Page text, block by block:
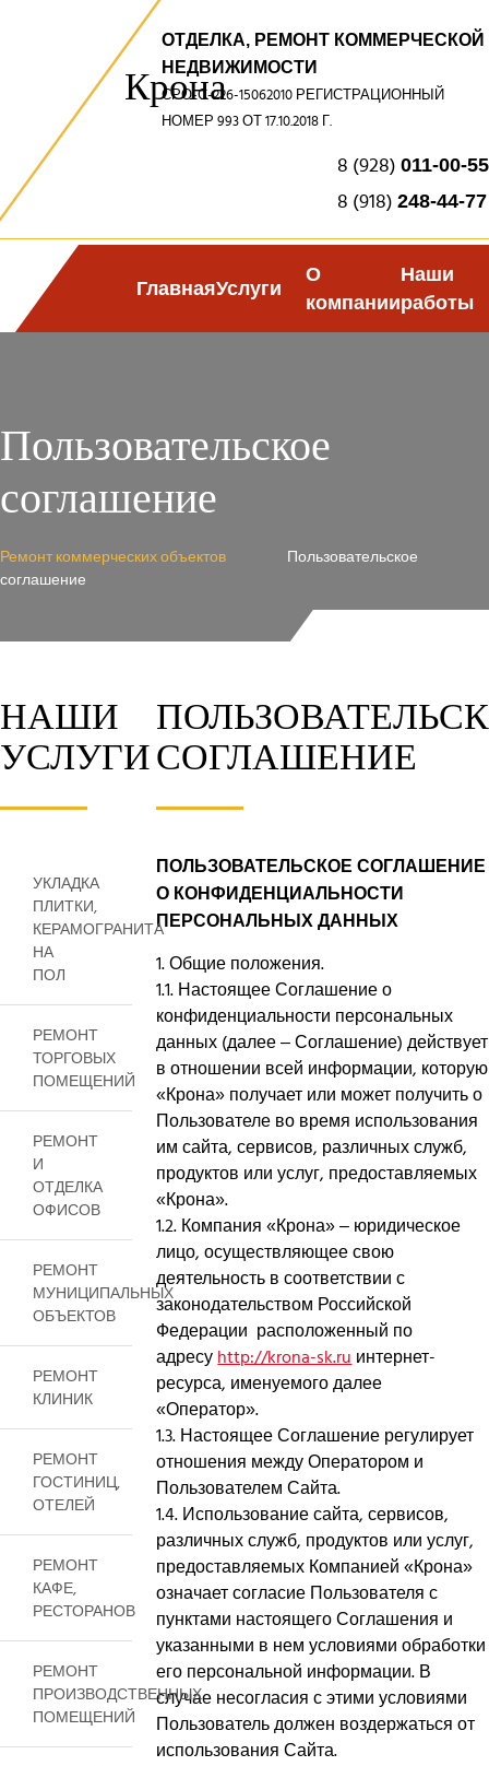
Крона
ОТДЕЛКА, РЕМОНТ КОММЕРЧЕСКОЙ
НЕДВИЖИМОСТИ
СРО-С-226-15062010 РЕГИСТРАЦИОННЫЙ
НОМЕР 993 ОТ 17.10.2018 Г.
8 (928) 011-00-55
8 (918) 248-44-77
ГлавнаяУслуги
О
компании
Наши
работы
Пользовательское
соглашение
Ремонт коммерческих объектов
Пользовательское
соглашение
СОГЛАШЕНИЕ
ПОЛЬЗОВАТЕЛЬСКОЕ СОГЛАШЕНИЕ
О КОНФИДЕНЦИАЛЬНОСТИ
ПЕРСОНАЛЬНЫХ ДАННЫХ
1. Общие положения.
1.1. Настоящее Соглашение о
конфиденциальности персональных
данных (далее – Соглашение) действует
в отношении всей информации, которую
«Крона» получает или может получить о
Пользователе во время использования
им сайта, сервисов, различных служб,
продуктов или услуг, предоставляемых
«Крона».
1.2. Компания «Крона» – юридическое
лицо, осуществляющее свою
деятельность в соответствии с
законодательством Российской
Федерации расположенный по
адресуhttp://krona-sk.ruинтернет-
ресурса, именуемого далее
«Оператор».
1.3. Настоящее Соглашение регулирует
отношения между Оператором и
Пользователем Сайта.
1.4. Использование сайта, сервисов,
различных служб, продуктов или услуг,
предоставляемых Компанией «Крона»
означает согласие Пользователя с
пунктами настоящего Соглашения и
указанными в нем условиями обработки
его персональной информации. В
случае несогласия с этими условиями
Пользователь должен воздержаться от
использования Сайта.
НАШИ
УСЛУГИ
УКЛАДКА
ПЛИТКИ,
КЕРАМОГРАНИТА
НА
ПОЛ
РЕМОНТ
ТОРГОВЫХ
ПОМЕЩЕНИЙ
РЕМОНТ
И
ОТДЕЛКА
ОФИСОВ
РЕМОНТ
МУНИЦИПАЛЬНЫХ
ОБЪЕКТОВ
РЕМОНТ
КЛИНИК
РЕМОНТ
ГОСТИНИЦ,
ОТЕЛЕЙ
РЕМОНТ
КАФЕ,
РЕСТОРАНОВ
РЕМОНТ
ПРОИЗВОДСТВЕННЫХ
ПОМЕЩЕНИЙ